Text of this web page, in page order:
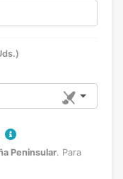
Peninsular. Para